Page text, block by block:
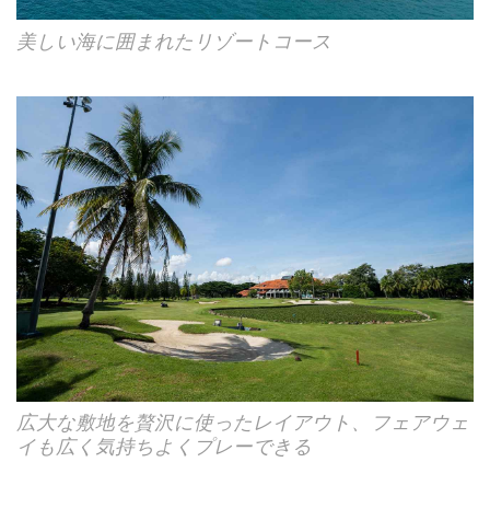
美しい海に囲まれたリゾートコース
広大な敷地を贅沢に使ったレイアウト、フェアウェ
イも広く気持ちよくプレーできる